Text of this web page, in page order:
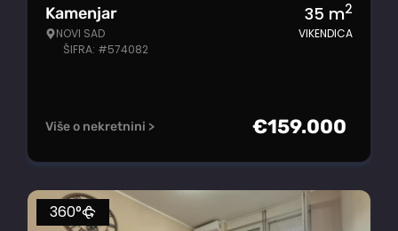
Kamenjar
NOVI SAD
ŠIFRA: #574082
35 m2
VIKENDICA
Više o nekretnini > €159.000
360°